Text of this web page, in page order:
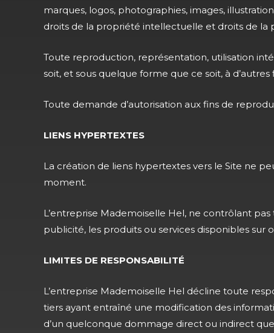
marques, logos, photographies, images,
droits de la propriété intellectuelle et droits de la
Toute reproduction, représentation, utilisation
soit, et sous quelque forme que ce soit, à
Toute demande d’autorisation aux fins de
LIENS HYPERTEXTES
La création de liens hypertextes vers le Site ne
moment.
L’entreprise Mademoiselle Hel, ne contrôlant
publicité, les produits ou services disponibles sur
LIMITES DE RESPONSABILITÉ
L’entreprise Mademoiselle Hel décline toute
tiers ayant entraîné une modification des
d’un quelconque dommage direct ou indirect